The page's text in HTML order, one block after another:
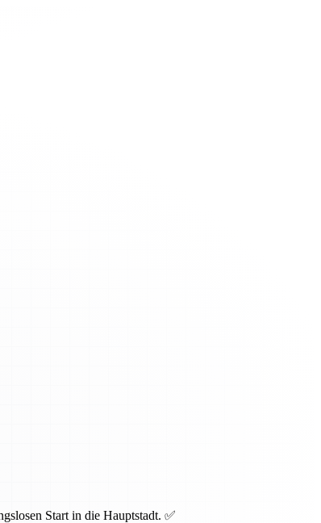
Start in die Hauptstadt. ✅